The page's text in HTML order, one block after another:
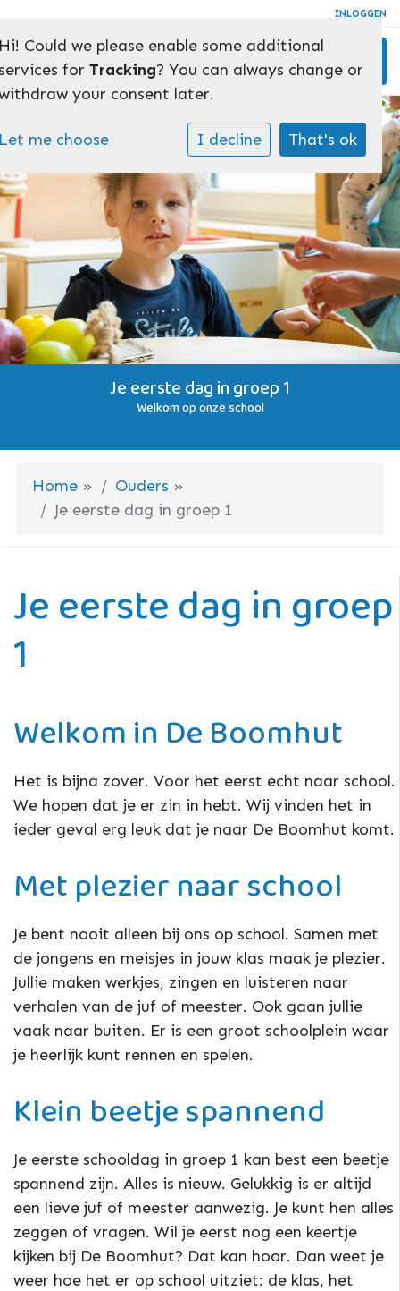
INLOGGEN
Je eerste dag in groep 1
Welkom op onze school
Home » Ouders »
Je eerste dag in groep 1
Je eerste dag in groep
1
Welkom in De Boomhut
Het is bijna zover. Voor het eerst echt naar school.
We hopen dat je er zin in hebt. Wij vinden het in
ieder geval erg leuk dat je naar De Boomhut komt.
Met plezier naar school
Je bent nooit alleen bij ons op school. Samen met
de jongens en meisjes in jouw klas maak je plezier.
Jullie maken werkjes, zingen en luisteren naar
verhalen van de juf of meester. Ook gaan jullie
vaak naar buiten. Er is een groot schoolplein waar
je heerlijk kunt rennen en spelen.
Klein beetje spannend
Je eerste schooldag in groep 1 kan best een beetje
spannend zijn. Alles is nieuw. Gelukkig is er altijd
een lieve juf of meester aanwezig. Je kunt hen alles
zeggen of vragen. Wil je eerst nog een keertje
kijken bij De Boomhut? Dat kan hoor. Dan weet je
weer hoe het er op school uitziet: de klas, het
Could we please enable some additional
for Tracking? You can always change or
your consent later.
me choose I decline That's ok